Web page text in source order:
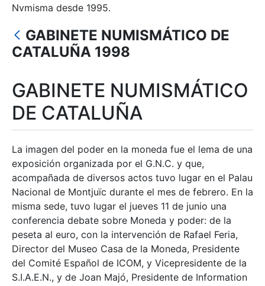
Erakutsi/Ezkutatu
Erakutsi/Ezkutatu
Nvmisma desde 1995.
GABINETE NUMISMÁTICO DE
CATALUÑA 1998
GABINETE NUMISMÁTICO
DE CATALUÑA
La imagen del poder en la moneda fue el lema de una
exposición organizada por el G.N.C. y que,
acompañada de diversos actos tuvo lugar en el Palau
Nacional de Montjuïc durante el mes de febrero. En la
misma sede, tuvo lugar el jueves 11 de junio una
conferencia debate sobre Moneda y poder: de la
peseta al euro, con la intervención de Rafael Feria,
Director del Museo Casa de la Moneda, Presidente
del Comité Español de ICOM, y Vicepresidente de la
S.I.A.E.N., y de Joan Majó, Presidente de Information